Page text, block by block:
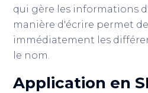
qui gère les informations
manière d'écrire permet
immédiatement les
le nom.
Application en